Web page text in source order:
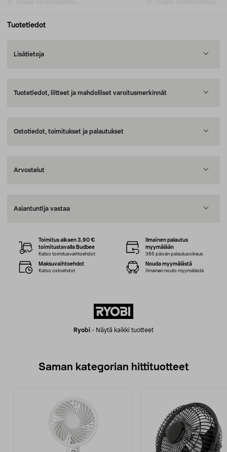
Tuotetiedot
Lisätietoja
Tuotetiedot, liitteet ja mahdolliset varoitusmerkinnät
Ostotiedot, toimitukset ja palautukset
Arvostelut
Asiantuntija vastaa
Ryobi - Näytä kaikki tuotteet
Toimitus alkaen 3,90 €
toimitustavalla Budbee
Katso toimitusvaihtoehdot
Ilmainen palautus
myymälään
365 päivän palautusoikeus
Maksuvaihtoehdot
Katso ostoehdot
Nouda myymälästä
Ilmainen nouto myymälästä
Saman kategorian hittituotteet